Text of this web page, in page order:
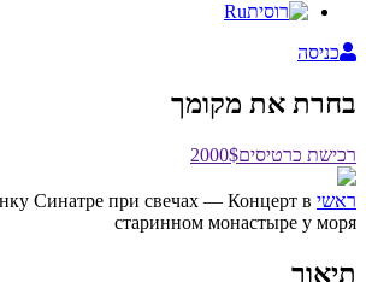
Ru
כניסה
בחרת את מקומך
רכישת כרטיסים2000$
ראשי Синатре при свечах — Концерт в
старинном монастыре у моря
תיאור